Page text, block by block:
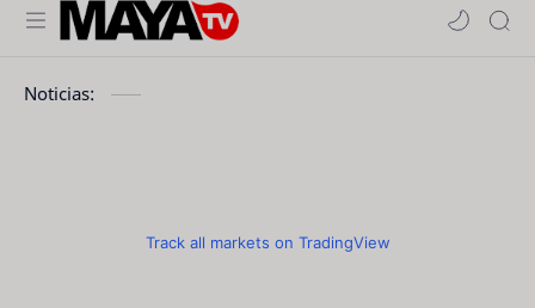
Noticias:
Track all markets on TradingView